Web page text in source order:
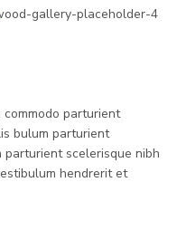
parturient
bulum parturient
scelerisque nibh
hendrerit et